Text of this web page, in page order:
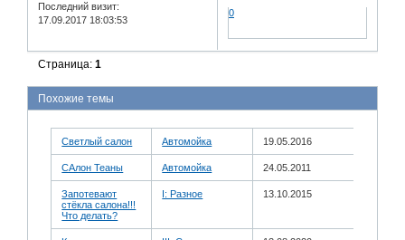
Последний визит:
17.09.2017 18:03:53
0
Страница:1
Похожие темы
Светлый салон Автомойка 19.05.2016
САлон Теаны Автомойка 24.05.2011
Запотевают
стёкла салона!!!
Что делать?
I: Разное 13.10.2015